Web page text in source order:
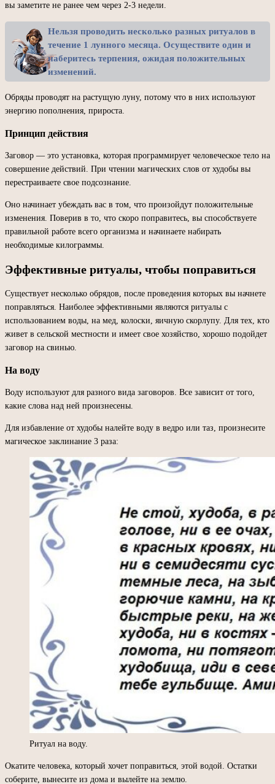
вы заметите не ранее чем через 2-3 недели.
Нельзя проводить несколько разных ритуалов в
течение 1 лунного месяца. Осуществите один и
наберитесь терпения, ожидая положительных
изменений.
Обряды проводят на растущую луну, потому что в них используют
энергию пополнения, прироста.
Принцип действия
Заговор — это установка, которая программирует человеческое тело на
совершение действий. При чтении магических слов от худобы вы
перестраиваете свое подсознание.
Оно начинает убеждать вас в том, что произойдут положительные
изменения. Поверив в то, что скоро поправитесь, вы способствуете
правильной работе всего организма и начинаете набирать
необходимые килограммы.
Эффективные ритуалы, чтобы поправиться
Существует несколько обрядов, после проведения которых вы начнете
поправляться. Наиболее эффективными являются ритуалы с
использованием воды, на мед, колоски, яичную скорлупу. Для тех, кто
живет в сельской местности и имеет свое хозяйство, хорошо подойдет
заговор на свинью.
На воду
Воду используют для разного вида заговоров. Все зависит от того,
какие слова над ней произнесены.
Для избавление от худобы налейте воду в ведро или таз, произнесите
магическое заклинание 3 раза:
Ритуал на воду.
Окатите человека, который хочет поправиться, этой водой. Остатки
соберите, вынесите из дома и вылейте на землю.